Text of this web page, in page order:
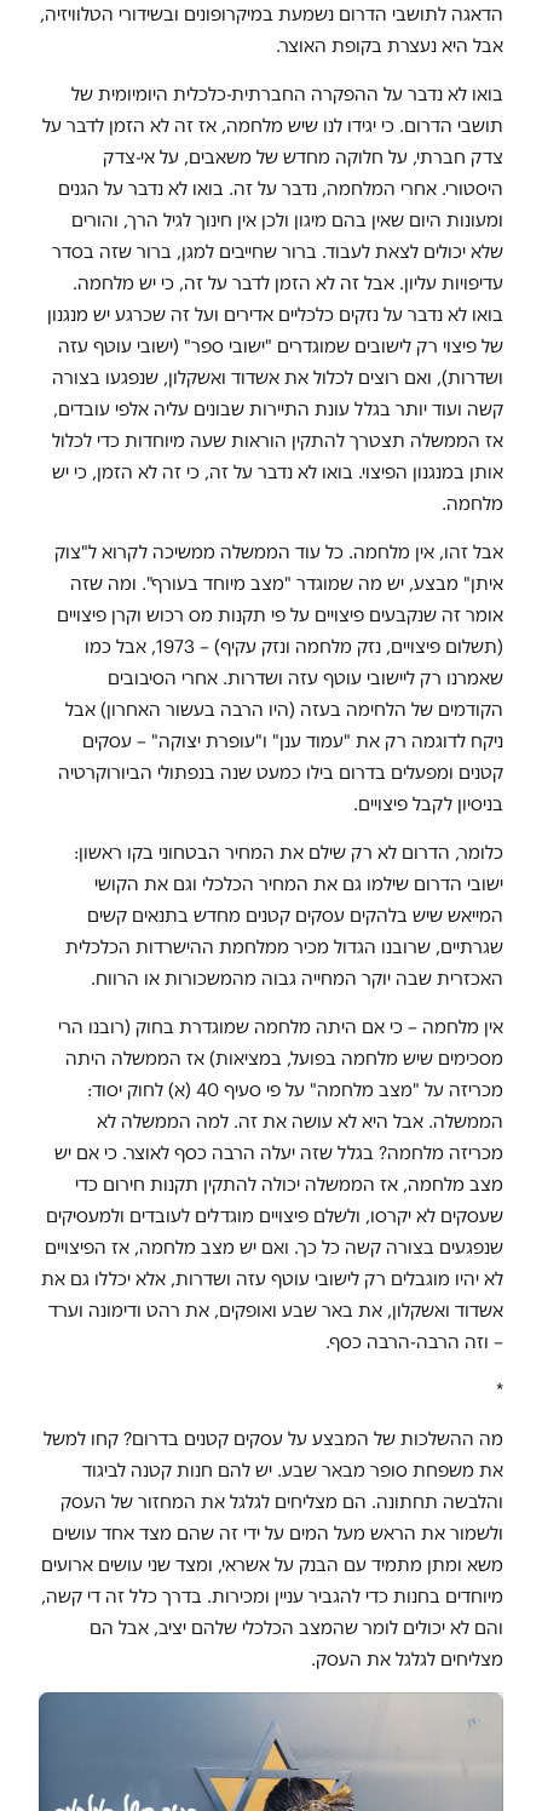
הדאגה לתושבי הדרום נשמעת במיקרופונים ובשידורי הטלוויזיה,
אבל היא נעצרת בקופת האוצר.
בואו לא נדבר על ההפקרה החברתית-כלכלית היומיומית של
תושבי הדרום. כי יגידו לנו שיש מלחמה, אז זה לא הזמן לדבר על
צדק חברתי, על חלוקה מחדש של משאבים, על אי-צדק
היסטורי. אחרי המלחמה, נדבר על זה. בואו לא נדבר על הגנים
ומעונות היום שאין בהם מיגון ולכן אין חינוך לגיל הרך, והורים
שלא יכולים לצאת לעבוד. ברור שחייבים למגן, ברור שזה בסדר
עדיפויות עליון. אבל זה לא הזמן לדבר על זה, כי יש מלחמה.
בואו לא נדבר על נזקים כלכליים אדירים ועל זה שכרגע יש מנגנון
של פיצוי רק לישובים שמוגדרים "ישובי ספר" (ישובי עוטף עזה
ושדרות), ואם רוצים לכלול את אשדוד ואשקלון, שנפגעו בצורה
קשה ועוד יותר בגלל עונת התיירות שבונים עליה אלפי עובדים,
אז הממשלה תצטרך להתקין הוראות שעה מיוחדות כדי לכלול
אותן במנגנון הפיצוי. בואו לא נדבר על זה, כי זה לא הזמן, כי יש
מלחמה.
אבל זהו, אין מלחמה. כל עוד הממשלה ממשיכה לקרוא ל"צוק
איתן" מבצע, יש מה שמוגדר "מצב מיוחד בעורף". ומה שזה
אומר זה שנקבעים פיצויים על פי תקנות מס רכוש וקרן פיצויים
(תשלום פיצויים, נזק מלחמה ונזק עקיף) – 1973, אבל כמו
שאמרנו רק ליישובי עוטף עזה ושדרות. אחרי הסיבובים
הקודמים של הלחימה בעזה (היו הרבה בעשור האחרון) אבל
ניקח לדוגמה רק את "עמוד ענן" ו"עופרת יצוקה" – עסקים
קטנים ומפעלים בדרום בילו כמעט שנה בנפתולי הביורוקרטיה
בניסיון לקבל פיצויים.
כלומר, הדרום לא רק שילם את המחיר הבטחוני בקו ראשון:
ישובי הדרום שילמו גם את המחיר הכלכלי וגם את הקושי
המייאש שיש בלהקים עסקים קטנים מחדש בתנאים קשים
שגרתיים, שרובנו הגדול מכיר ממלחמת ההישרדות הכלכלית
האכזרית שבה יוקר המחייה גבוה מהמשכורות או הרווח.
אין מלחמה – כי אם היתה מלחמה שמוגדרת בחוק (רובנו הרי
מסכימים שיש מלחמה בפועל, במציאות) אז הממשלה היתה
מכריזה על "מצב מלחמה" על פי סעיף 40 (א) לחוק יסוד:
הממשלה. אבל היא לא עושה את זה. למה הממשלה לא
מכריזה מלחמה? בגלל שזה יעלה הרבה כסף לאוצר. כי אם יש
מצב מלחמה, אז הממשלה יכולה להתקין תקנות חירום כדי
שעסקים לא יקרסו, ולשלם פיצויים מוגדלים לעובדים ולמעסיקים
שנפגעים בצורה קשה כל כך. ואם יש מצב מלחמה, אז הפיצויים
לא יהיו מוגבלים רק לישובי עוטף עזה ושדרות, אלא יכללו גם את
אשדוד ואשקלון, את באר שבע ואופקים, את רהט ודימונה וערד
– וזה הרבה-הרבה כסף.
*
מה ההשלכות של המבצע על עסקים קטנים בדרום? קחו למשל
את משפחת סופר מבאר שבע. יש להם חנות קטנה לביגוד
והלבשה תחתונה. הם מצליחים לגלגל את המחזור של העסק
ולשמור את הראש מעל המים על ידי זה שהם מצד אחד עושים
משא ומתן מתמיד עם הבנק על אשראי, ומצד שני עושים ארועים
מיוחדים בחנות כדי להגביר עניין ומכירות. בדרך כלל זה די קשה,
והם לא יכולים לומר שהמצב הכלכלי שלהם יציב, אבל הם
מצליחים לגלגל את העסק.